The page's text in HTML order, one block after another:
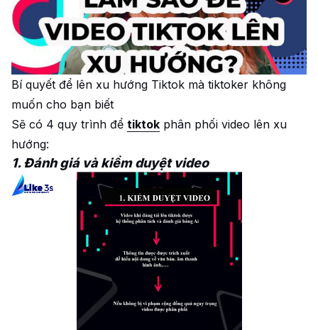
Bí quyết để lên xu hướng Tiktok mà tiktoker không
muốn cho bạn biết
Sẽ có 4 quy trình để tiktok phân phối video lên xu
hướng:
1. Đánh giá và kiểm duyệt video